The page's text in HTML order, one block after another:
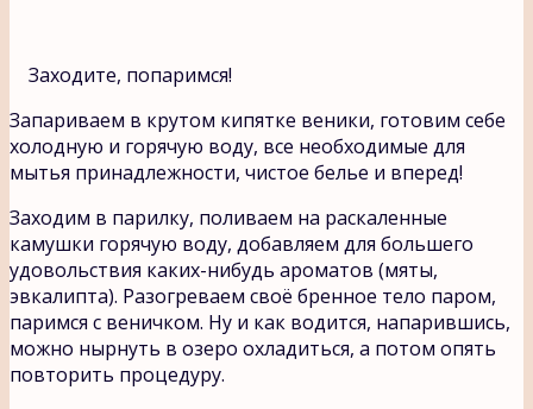
Заходите, попаримся!
Запариваем в крутом кипятке веники, готовим себе
холодную и горячую воду, все необходимые для
мытья принадлежности, чистое белье и вперед!
Заходим в парилку, поливаем на раскаленные
камушки горячую воду, добавляем для большего
удовольствия каких-нибудь ароматов (мяты,
эвкалипта). Разогреваем своё бренное тело паром,
паримся с веничком. Ну и как водится, напарившись,
можно нырнуть в озеро охладиться, а потом опять
повторить процедуру.